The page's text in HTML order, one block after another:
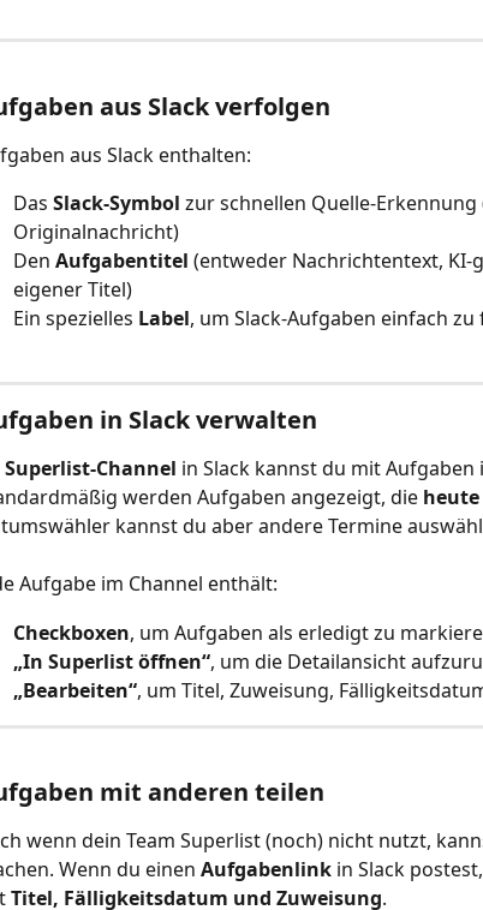
aus Slack verfolgen
aus Slack enthalten:
Das Slack-Symbol zur schnellen Quelle-
Originalnachricht)
Den Aufgabentitel (entweder Nachrichtentext,
eigener Titel)
Ein spezielles Label, um Slack-Aufgaben einfach
in Slack verwalten
Superlist-Channel in Slack kannst du mit
werden Aufgaben angezeigt, die
kannst du aber andere Termine
Aufgabe im Channel enthält:
Checkboxen, um Aufgaben als erledigt zu
„In Superlist öffnen“, um die Detailansicht
„Bearbeiten“, um Titel, Zuweisung,
mit anderen teilen
wenn dein Team Superlist (noch) nicht nutzt,
Wenn du einen Aufgabenlink in Slack
Titel, Fälligkeitsdatum und Zuweisung.